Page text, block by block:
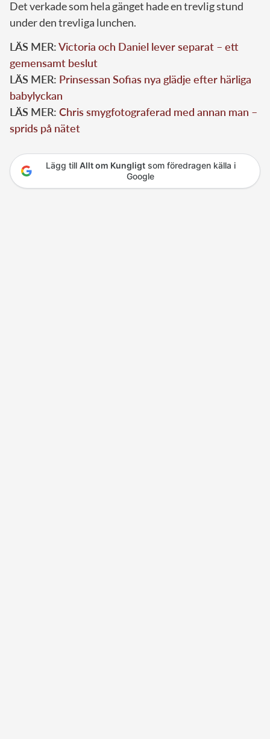
Det verkade som hela gänget hade en trevlig stund
under den trevliga lunchen.
LÄS MER:Victoria och Daniel lever separat – ett
gemensamt beslut
LÄS MER: Prinsessan Sofias nya glädje efter härliga
babylyckan
LÄS MER: Chris smygfotograferad med annan man –
sprids på nätet
Lägg till Allt om Kungligtsom föredragen källa i
Google